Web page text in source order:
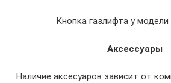
Кнопка газлифта у модели
Аксессуары
Наличие аксесуаров зависит от